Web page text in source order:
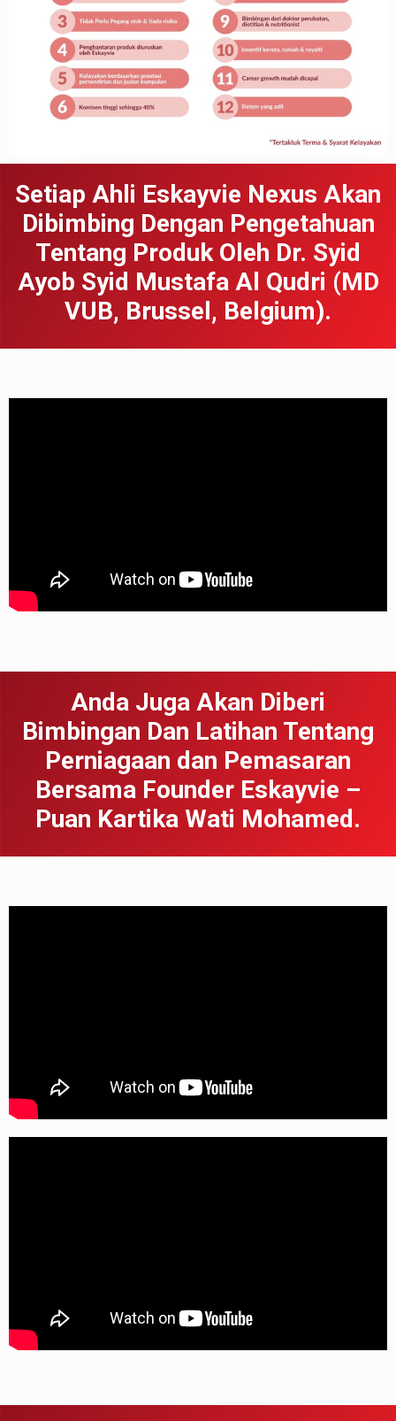
Setiap Ahli Eskayvie Nexus Akan
Dibimbing Dengan Pengetahuan
Tentang Produk Oleh Dr. Syid
Ayob Syid Mustafa Al Qudri (MD
VUB, Brussel, Belgium).
Anda Juga Akan Diberi
Bimbingan Dan Latihan Tentang
Perniagaan dan Pemasaran
Bersama Founder Eskayvie –
Puan Kartika Wati Mohamed.